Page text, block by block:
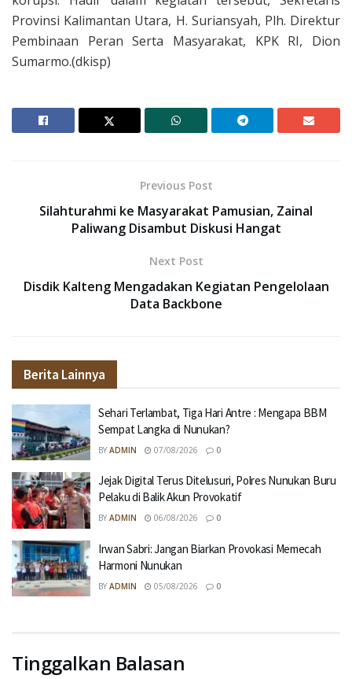
Provinsi Kalimantan Utara, H. Suriansyah, Plh. Direktur
Pembinaan Peran Serta Masyarakat, KPK RI, Dion
Sumarmo.(dkisp)
Previous Post
Silahturahmi ke Masyarakat Pamusian, Zainal
Paliwang Disambut Diskusi Hangat
Next Post
Disdik Kalteng Mengadakan Kegiatan Pengelolaan
Data Backbone
Berita Lainnya
Sehari Terlambat, Tiga Hari Antre : Mengapa BBM
Sempat Langka di Nunukan?
BY ADMIN 07/08/2026 0
Jejak Digital Terus Ditelusuri, Polres Nunukan Buru
Pelaku di Balik Akun Provokatif
BY ADMIN 06/08/2026 0
Irwan Sabri: Jangan Biarkan Provokasi Memecah
Harmoni Nunukan
BY ADMIN 05/08/2026 0
Tinggalkan Balasan